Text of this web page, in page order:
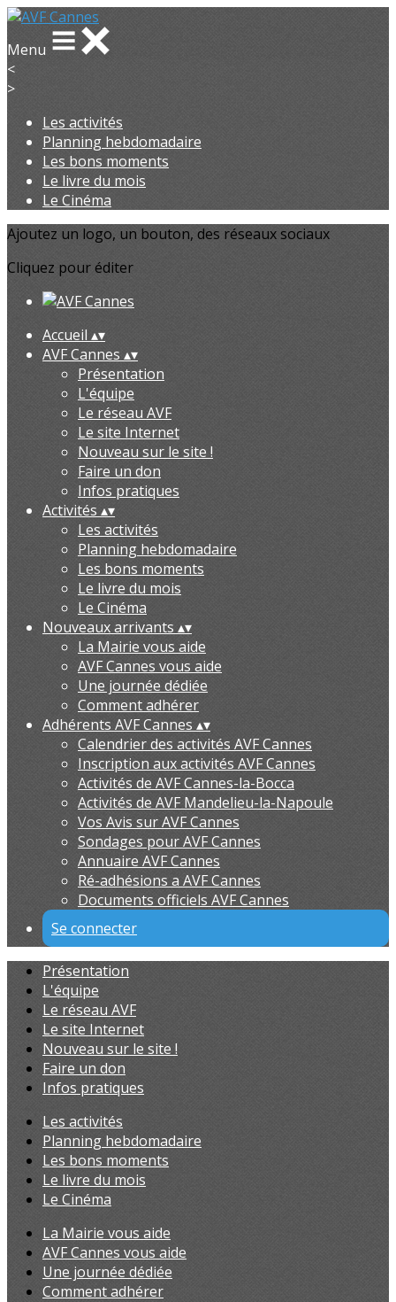
Menu
<
>
Les activités
Planning hebdomadaire
Les bons moments
Le livre du mois
Le Cinéma
Ajoutez un logo, un bouton, des réseaux sociaux
Cliquez pour éditer
Accueil ▴▾
AVF Cannes ▴▾
Présentation
L'équipe
Le réseau AVF
Le site Internet
Nouveau sur le site !
Faire un don
Infos pratiques
Activités ▴▾
Les activités
Planning hebdomadaire
Les bons moments
Le livre du mois
Le Cinéma
Nouveaux arrivants ▴▾
La Mairie vous aide
AVF Cannes vous aide
Une journée dédiée
Comment adhérer
Adhérents AVF Cannes ▴▾
Calendrier des activités AVF Cannes
Inscription aux activités AVF Cannes
Activités de AVF Cannes-la-Bocca
Activités de AVF Mandelieu-la-Napoule
Vos Avis sur AVF Cannes
Sondages pour AVF Cannes
Annuaire AVF Cannes
Ré-adhésions a AVF Cannes
Documents officiels AVF Cannes
Se connecter
Présentation
L'équipe
Le réseau AVF
Le site Internet
Nouveau sur le site !
Faire un don
Infos pratiques
Les activités
Planning hebdomadaire
Les bons moments
Le livre du mois
Le Cinéma
La Mairie vous aide
AVF Cannes vous aide
Une journée dédiée
Comment adhérer